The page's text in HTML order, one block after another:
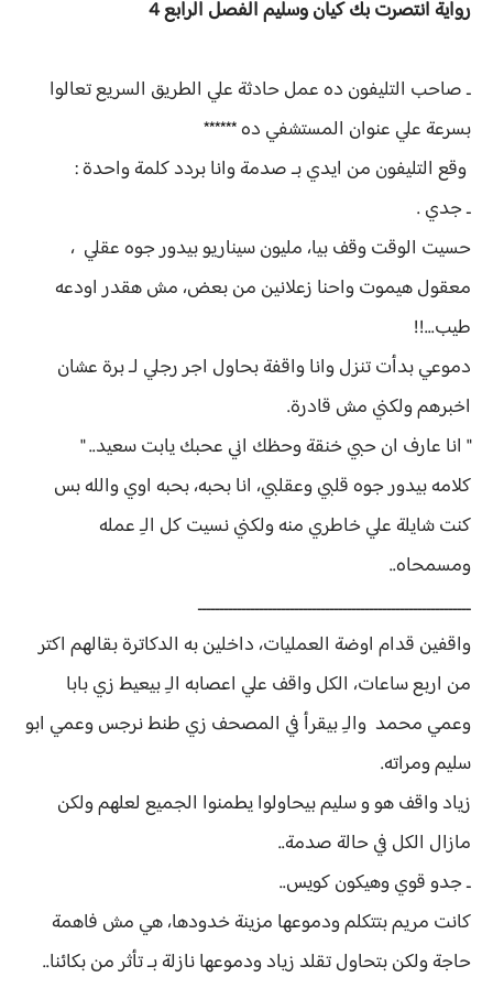
رواية انتصرت بك كيان وسليم الفصل الرابع 4
ـ صاحب التليفون ده عمل حادثة علي الطريق السريع تعالوا
بسرعة علي عنوان المستشفي ده ******
وقع التليفون من ايدي بـ صدمة وانا بردد كلمة واحدة :
ـ جدي .
حسيت الوقت وقف بيا، مليون سيناريو بيدور جوه عقلي ،
معقول هيموت واحنا زعلانين من بعض، مش هقدر اودعه
طيب...!!
دموعي بدأت تنزل وانا واقفة بحاول اجر رجلي لـ برة عشان
اخبرهم ولكني مش قادرة.
" انا عارف ان حبي خنقة وحظك اني عحبك يابت سعيد.. "
كلامه بيدور جوه قلبي وعقلبي، انا بحبه، بحبه اوي والله بس
كنت شايلة علي خاطري منه ولكني نسيت كل الـِ عمله
ومسمحاه..
ــــــــــــــــــــــــــــــــــــــــــــــــــــــــــــــ
واقفين قدام اوضة العمليات، داخلين به الدكاترة بقالهم اكتر
من اربع ساعات، الكل واقف علي اعصابه الـِ بيعيط زي بابا
وعمي محمد والـِ بيقرأ في المصحف زي طنط نرجس وعمي ابو
سليم ومراته.
زياد واقف هو و سليم بيحاولوا يطمنوا الجميع لعلهم ولكن
مازال الكل في حالة صدمة..
ـ جدو قوي وهيكون كويس..
كانت مريم بتتكلم ودموعها مزينة خدودها، هي مش فاهمة
حاجة ولكن بتحاول تقلد زياد ودموعها نازلة بـ تأثر من بكائنا..